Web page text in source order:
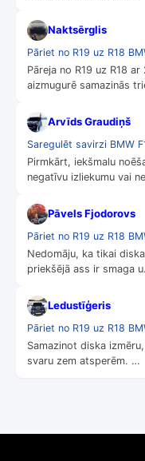
Naktsērglis
Pāriet no R19 uz R18
Pāreja no R19 uz R18
aizmugurē samazinās
Arvīds Graudiņš
Saregulēt savirzi BMW
Pirmkārt, iekšmalu
negatīvu izliekumu vai
Pāvels Fjodorovs
Pāriet no R19 uz R18
Nedomāju, ka tikai
priekšējā ass ir smaga
Ledustīģeris
Pāriet no R19 uz R18
Samazinot diska
svaru zem atsperēm. …